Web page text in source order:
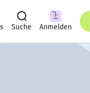
Suche Anmelden